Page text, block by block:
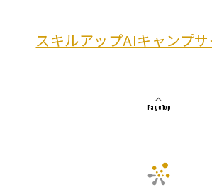
スキルアップAIキャンプ
Page Top